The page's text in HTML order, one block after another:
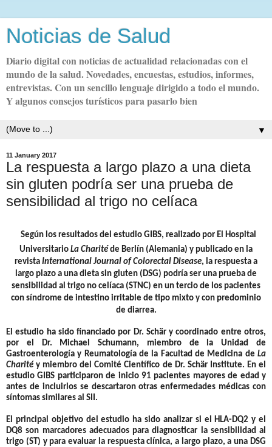
Noticias de Salud
Diario digital con noticias de actualidad relacionadas con el
mundo de la salud. Novedades, encuestas, estudios, informes,
entrevistas. Con un sencillo lenguaje dirigido a todo el mundo.
Y algunos consejos turísticos para pasarlo bien
▼
11 January 2017
La respuesta a largo plazo a una dieta
sin gluten podría ser una prueba de
sensibilidad al trigo no celíaca
Según los resultados del estudio GIBS, realizado por El Hospital
Universitario La Charité de Berlín (Alemania) y publicado en la
revista International Journal of Colorectal Disease, la respuesta a
largo plazo a una dieta sin gluten (DSG) podría ser una prueba de
sensibilidad al trigo no celíaca (STNC) en un tercio de los pacientes
con síndrome de intestino irritable de tipo mixto y con predominio
de diarrea.
El estudio ha sido financiado por Dr. Schär y coordinado entre otros,
por el
Dr. Michael Schumann, miembro de la Unidad de
Gastroenterología y Reumatología de la Facultad de Medicina de La
Charitéy miembro del Comité Científico de Dr. Schär Institute. En el
estudio GIBS participaron de inicio 91 pacientes mayores de edad y
antes de incluirlos se descartaron otras enfermedades médicas con
síntomas similares al SII.
El principal objetivo del estudio ha sido analizar si el HLA-DQ2 y el
DQ8 son marcadores adecuados para diagnosticar la sensibilidad al
trigo (ST) y para evaluar la respuesta clínica, a largo plazo, a una DSG